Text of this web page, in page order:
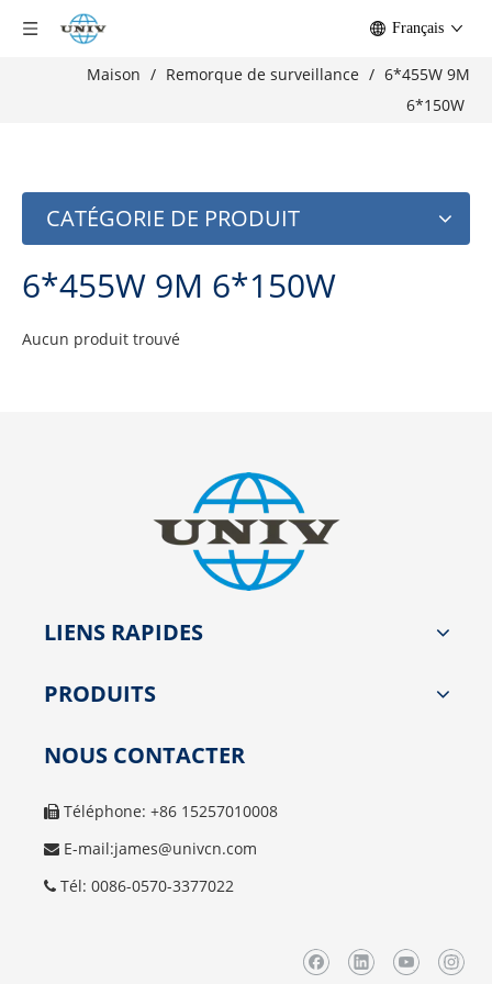
Français
Maison / Remorque de surveillance / 6*455W 9M
6*150W
CATÉGORIE DE PRODUIT
6*455W 9M 6*150W
Aucun produit trouvé
LIENS RAPIDES
PRODUITS
NOUS CONTACTER
 Téléphone: +86 15257010008
 E-mail:james@univcn.com
 Tél: 0086-0570-3377022